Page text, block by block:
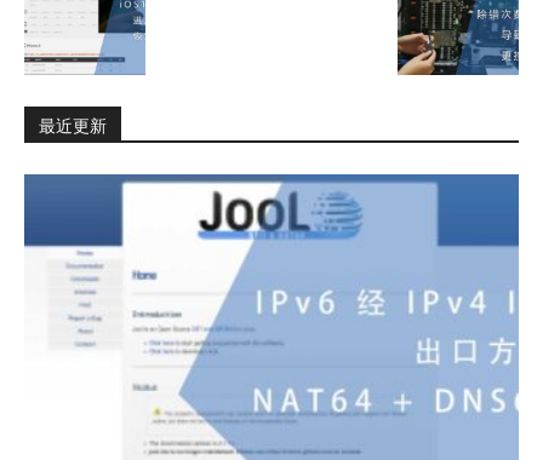
最近更新